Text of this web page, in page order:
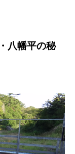
八幡平の秘